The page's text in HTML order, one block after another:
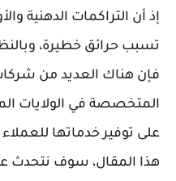
إذ أن التراكمات الدهنية
تسبب حرائق خطيرة،
فإن هناك العديد من
المتخصصة في الولايات
على توفير خدماتها
هذا المقال، سوف